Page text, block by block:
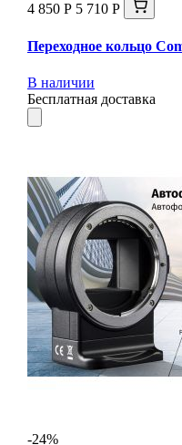
4 850 Р 5 710 Р
Переходное кольцо
В наличии
Бесплатная доставка
-24%